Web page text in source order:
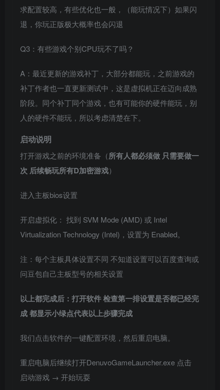
求配置较高，有些优化也一般，（能玩情况下）如果闪
退，你玩正版极大概率也会闪退
Q3：有些游戏个别CPU玩不了吗？
A：最近更新的游戏补丁，大部分都能玩，之前游戏的
补丁作者也一直更新测试中，这是虚拟机正在迈向成熟
阶段。同个补丁同个游戏，也有可能你的硬件能玩，别
人的硬件不能玩，所以考虑清楚在下。
启动说明
打开游戏之前的环境准备（所有人都必须做 只需要做一
次 后续畅玩所有D加密游戏）
进入主板bios设置
开启虚拟化： 找到 SVM Mode (AMD) 或 Intel
Virtualization Technology (Intel)，设置为 Enabled。
注：每个主板具体设置不同 不知道设置可以百度查询或
问豆包自己主板型号的相关设置
以上都完成后：打开软件 检查第一排设置是否都已经完
成 都显示小绿点代表以上步骤完成
我们点击软件的一键配置环境，然后重启电脑。
重启电脑后继续打开DenuvoGameLauncher.exe 点击
启动游戏 → 开始玩耍